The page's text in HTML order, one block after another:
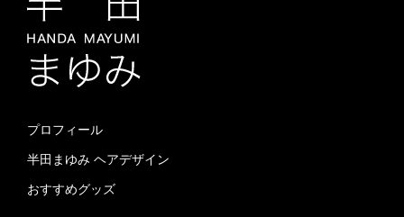
プロフィール
半田まゆみ ヘアデザイン
おすすめグッズ